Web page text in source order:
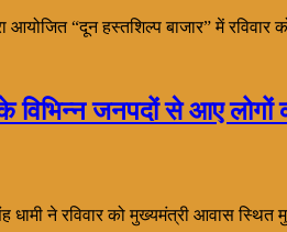
आयोजित “दून हस्तशिल्प बाजार” में
विभिन्न जनपदों से आए
धामी ने रविवार को मुख्यमंत्री आवास